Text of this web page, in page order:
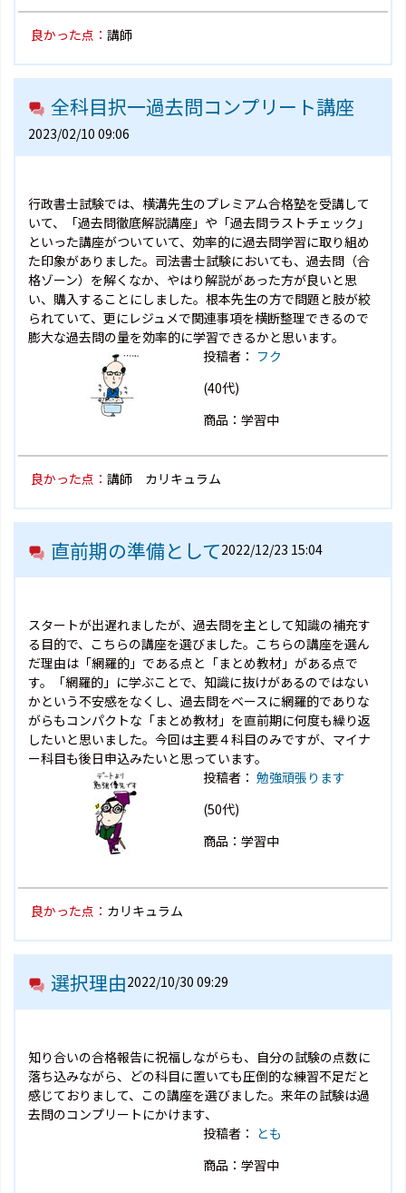
良かった点： 講師
全科目択一過去問コンプリート講座
2023/02/10 09:06
行政書士試験では、横溝先生のプレミアム合格塾を受講して
いて、「過去問徹底解説講座」や「過去問ラストチェック」
といった講座がついていて、効率的に過去問学習に取り組め
た印象がありました。司法書士試験においても、過去問（合
格ゾーン）を解くなか、やはり解説があった方が良いと思
い、購入することにしました。根本先生の方で問題と肢が絞
られていて、更にレジュメで関連事項を横断整理できるので
膨大な過去問の量を効率的に学習できるかと思います。
投稿者： フク
(40代)
商品：学習中
良かった点： 講師 カリキュラム
直前期の準備として2022/12/23 15:04
スタートが出遅れましたが、過去問を主として知識の補充す
る目的で、こちらの講座を選びました。こちらの講座を選ん
だ理由は「網羅的」である点と「まとめ教材」がある点で
す。「網羅的」に学ぶことで、知識に抜けがあるのではない
かという不安感をなくし、過去問をベースに網羅的でありな
がらもコンパクトな「まとめ教材」を直前期に何度も繰り返
したいと思いました。今回は主要４科目のみですが、マイナ
ー科目も後日申込みたいと思っています。
投稿者： 勉強頑張ります
(50代)
商品：学習中
良かった点： カリキュラム
選択理由2022/10/30 09:29
知り合いの合格報告に祝福しながらも、自分の試験の点数に
落ち込みながら、どの科目に置いても圧倒的な練習不足だと
感じておりまして、この講座を選びました。来年の試験は過
去問のコンプリートにかけます、
投稿者： とも
商品：学習中